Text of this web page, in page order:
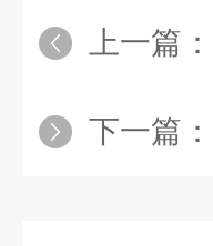
上一篇：
下一篇：